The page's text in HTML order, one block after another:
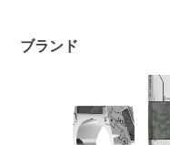
ブランド